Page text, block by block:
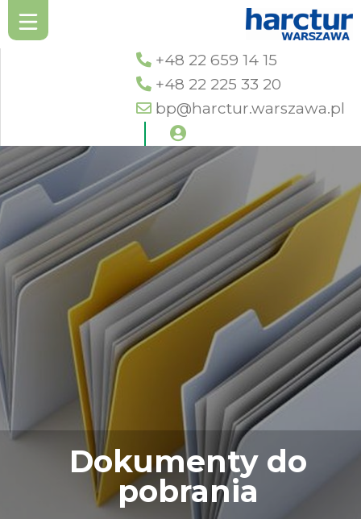
+48 22 659 14 15
+48 22 225 33 20
bp@harctur.warszawa.pl
Dokumenty do
pobrania